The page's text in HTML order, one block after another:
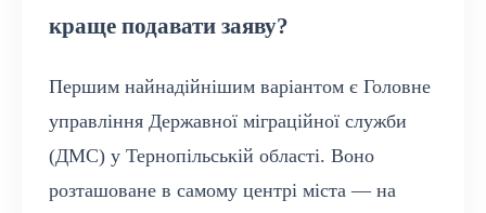
краще подавати заяву?
Першим найнадійнішим варіантом є Головне
управління Державної міграційної служби
(ДМС) у Тернопільській області. Воно
розташоване в самому центрі міста — на